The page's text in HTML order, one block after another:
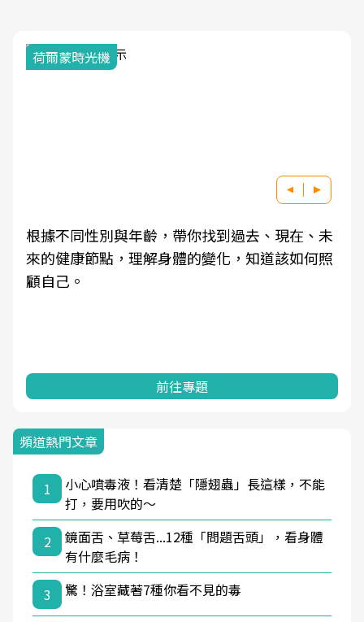
未
照
2025健檢服務大調查
因應超高齡社會來臨，良醫健康網推動「2025
健檢服務大調查」，以倡議健康促進為目的，
耕健康篩檢之於台灣民眾健康的關鍵角色，並
前往專題
頻道熱門文章
1
小心噴毒液！看清楚「隱翅蟲」長這樣，不能
打，要用吹的～
2
鏡面舌、草莓舌...12種「問題舌頭」，看身體
有什麼毛病！
3
驚！浴室藏著7種你看不見的毒